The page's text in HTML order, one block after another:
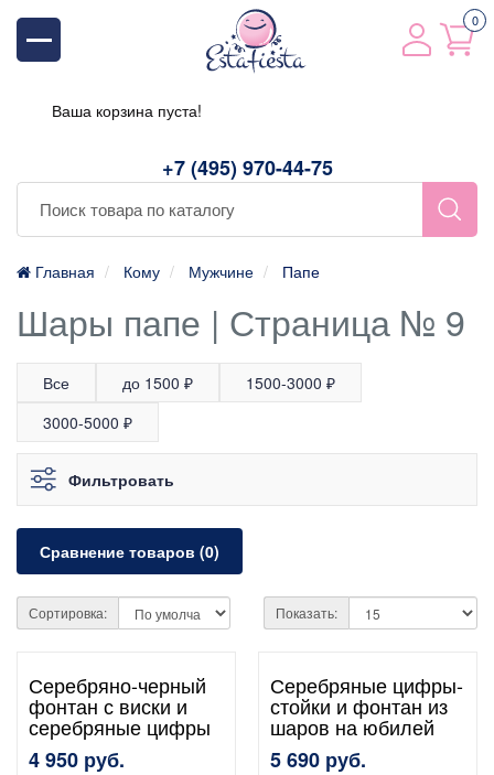
+7 (495) 970-44-75
0
Ваша корзина пуста!
Главная Кому Мужчине Папе
Шары папе | Страница № 9
Все до 1500 ₽
1500-3000 ₽
3000-5000 ₽
Фильтровать
Сравнение товаров (0)
Сортировка: Показать:
Серебряно-черный
фонтан с виски и
серебряные цифры
4 950 руб.
Серебряные цифры-
стойки и фонтан из
шаров на юбилей
5 690 руб.